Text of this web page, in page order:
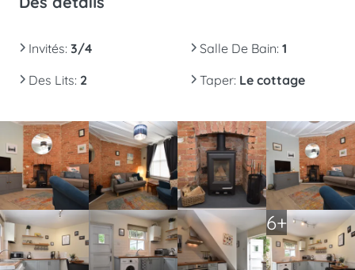
Invités: 3/4 Salle De Bain: 1
Des Lits: 2 Taper: Le cottage
6+